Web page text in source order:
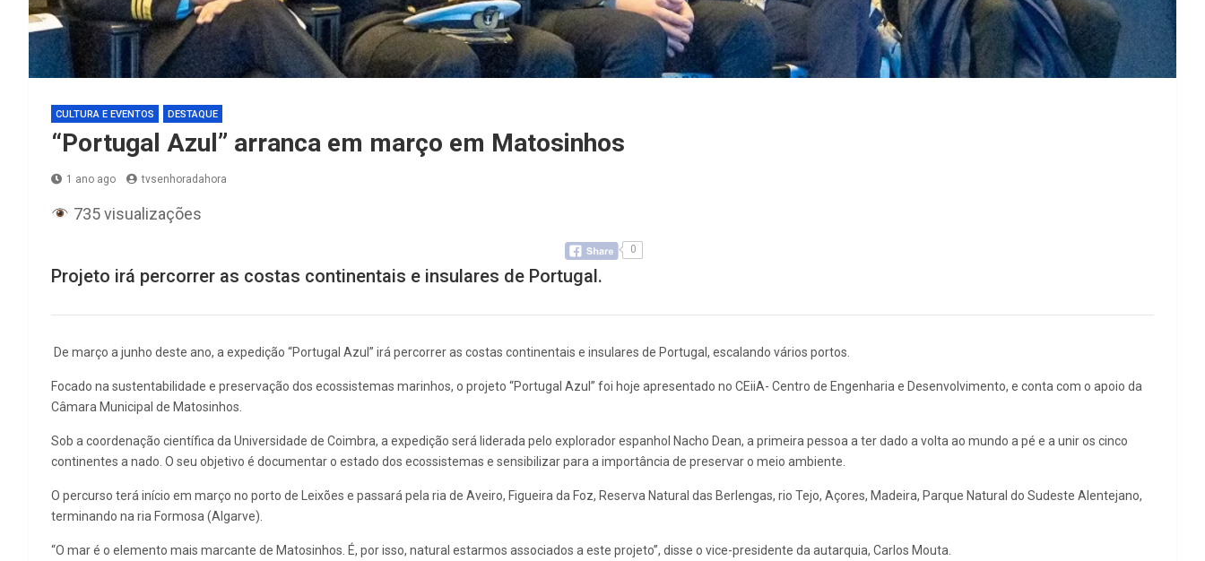
CULTURA E EVENTOS DESTAQUE
“Portugal Azul” arranca em março em Matosinhos
1 ano ago tvsenhoradahora
735 visualizações
0
Projeto irá percorrer as costas continentais e insulares de Portugal.
De março a junho deste ano, a expedição “Portugal Azul” irá percorrer as costas continentais e insulares de Portugal, escalando vários portos.
Focado na sustentabilidade e preservação dos ecossistemas marinhos, o projeto “Portugal Azul” foi hoje apresentado no CEiiA- Centro de Engenharia e Desenvolvimento, e conta com o apoio da
Câmara Municipal de Matosinhos.
Sob a coordenação científica da Universidade de Coimbra, a expedição será liderada pelo explorador espanhol Nacho Dean, a primeira pessoa a ter dado a volta ao mundo a pé e a unir os cinco
continentes a nado. O seu objetivo é documentar o estado dos ecossistemas e sensibilizar para a importância de preservar o meio ambiente.
O percurso terá início em março no porto de Leixões e passará pela ria de Aveiro, Figueira da Foz, Reserva Natural das Berlengas, rio Tejo, Açores, Madeira, Parque Natural do Sudeste Alentejano,
terminando na ria Formosa (Algarve).
“O mar é o elemento mais marcante de Matosinhos. É, por isso, natural estarmos associados a este projeto”, disse o vice-presidente da autarquia, Carlos Mouta.